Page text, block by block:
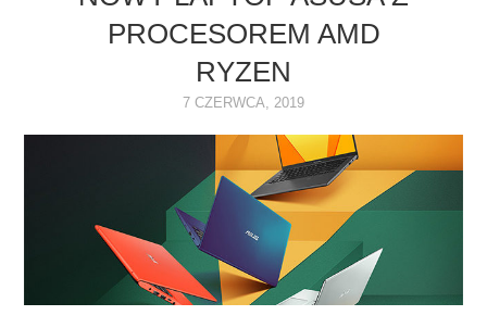
NAPĘDY
OPROGRAMOWANIE
PROCESOREM AMD
RYZEN
7 CZERWCA, 2019